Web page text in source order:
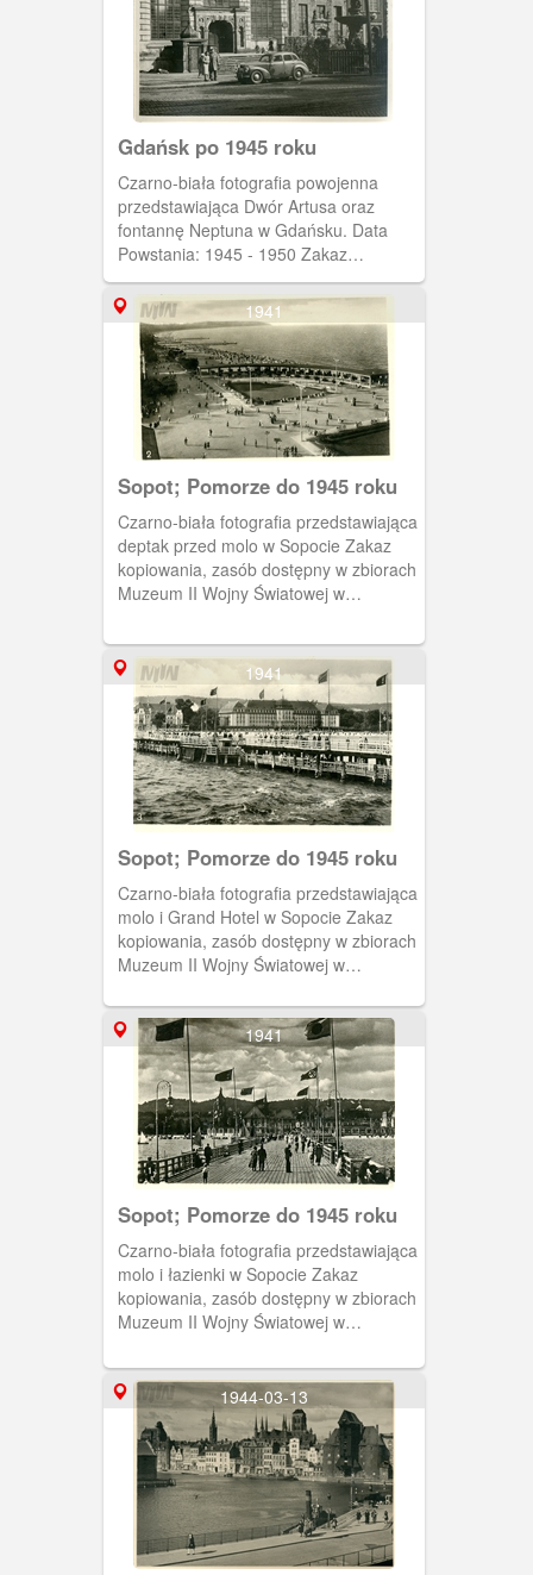
Wojny Światowej w Gdańsku,
sygnatura: MIIWS/F/65
Gdańsk po 1945 roku
Czarno-biała fotografia powojenna
przedstawiająca Dwór Artusa oraz
fontannę Neptuna w Gdańsku. Data
Powstania: 1945 - 1950 Zakaz
kopiowania, zasób dostępny w zbiorach
Muzeum II Wojny Światowej w
Gdańsku, sygnatura: MIIWS/A/3/12
1941
Sopot; Pomorze do 1945 roku
Czarno-biała fotografia przedstawiająca
deptak przed molo w Sopocie Zakaz
kopiowania, zasób dostępny w zbiorach
Muzeum II Wojny Światowej w
1941
Sopot; Pomorze do 1945 roku
Czarno-biała fotografia przedstawiająca
molo i Grand Hotel w Sopocie Zakaz
kopiowania, zasób dostępny w zbiorach
Muzeum II Wojny Światowej w
1941
Sopot; Pomorze do 1945 roku
Czarno-biała fotografia przedstawiająca
molo i łazienki w Sopocie Zakaz
kopiowania, zasób dostępny w zbiorach
Muzeum II Wojny Światowej w
1944-03-13